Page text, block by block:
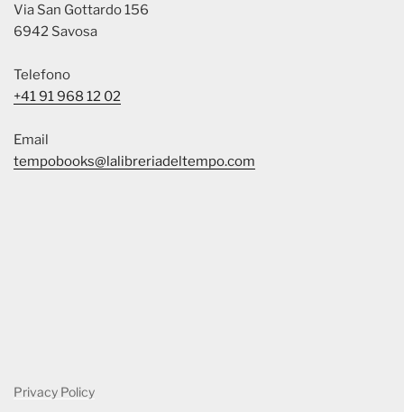
Via San Gottardo 156
6942 Savosa
Telefono
+41 91 968 12 02
Email
tempobooks@lalibreriadeltempo.com
Privacy Policy